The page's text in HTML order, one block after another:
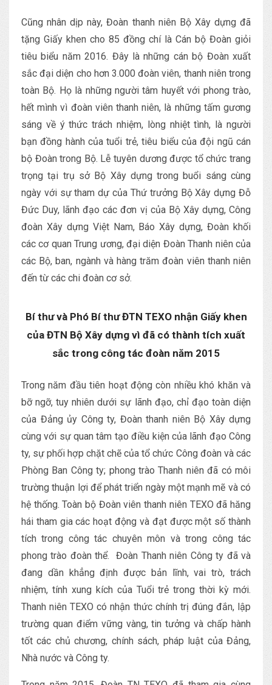
Cũng nhân dịp này, Đoàn thanh niên Bộ Xây dựng đã
tặng Giấy khen cho 85 đồng chí là Cán bộ Đoàn giỏi
tiêu biểu năm 2016. Đây là những cán bộ Đoàn xuất
sắc đại diện cho hơn 3.000 đoàn viên, thanh niên trong
toàn Bộ. Họ là những người tâm huyết với phong trào,
hết mình vì đoàn viên thanh niên, là những tấm gương
sáng về ý thức trách nhiệm, lòng nhiệt tình, là người
bạn đồng hành của tuổi trẻ, tiêu biểu của đội ngũ cán
bộ Đoàn trong Bộ. Lễ tuyên dương được tổ chức trang
trọng tại trụ sở Bộ Xây dựng trong buổi sáng cùng
ngày với sự tham dự của Thứ trưởng Bộ Xây dựng Đỗ
Đức Duy, lãnh đạo các đơn vị của Bộ Xây dựng, Công
đoàn Xây dựng Việt Nam, Báo Xây dựng, Đoàn khối
các cơ quan Trung ương, đại diện Đoàn Thanh niên của
các Bộ, ban, ngành và hàng trăm đoàn viên thanh niên
đến từ các chi đoàn cơ sở.
Bí thư và Phó Bí thư ĐTN TEXO nhận Giấy khen
của ĐTN Bộ Xây dựng vì đã có thành tích xuất
sắc trong công tác đoàn năm 2015
Trong năm đầu tiên hoạt động còn nhiều khó khăn và
bỡ ngỡ, tuy nhiên dưới sự lãnh đạo, chỉ đạo toàn diện
của Đảng ủy Công ty, Đoàn thanh niên Bộ Xây dựng
cùng với sự quan tâm tạo điều kiện của lãnh đạo Công
ty, sự phối hợp chặt chẽ của tổ chức Công đoàn và các
Phòng Ban Công ty; phong trào Thanh niên đã có môi
trường thuận lợi để phát triển ngày một mạnh mẽ và có
hệ thống. Toàn bộ Đoàn viên thanh niên TEXO đã hăng
hái tham gia các hoạt động và đạt được một số thành
tích trong công tác chuyên môn và trong công tác
phong trào đoàn thể. Đoàn Thanh niên Công ty đã và
đang dần khẳng định được bản lĩnh, vai trò, trách
nhiệm, tính xung kích của Tuổi trẻ trong thời kỳ mới.
Thanh niên TEXO có nhận thức chính trị đúng đắn, lập
trường quan điểm vững vàng, tin tưởng và chấp hành
tốt các chủ chương, chính sách, pháp luật của Đảng,
Nhà nước và Công ty.